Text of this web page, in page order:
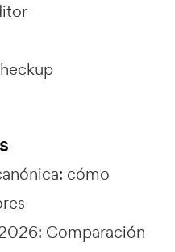
cómo
Comparación